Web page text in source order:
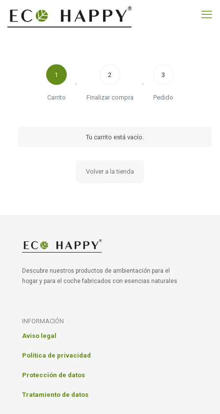
1
Carrito
2
Finalizar compra
3
Pedido
Tu carrito está vacío.
Volver a la tienda
Descubre nuestros productos de ambientación para el
hogar y para el coche fabricados con esencias naturales
INFORMACIÓN
Aviso legal
Política de privacidad
Protección de datos
Tratamiento de datos